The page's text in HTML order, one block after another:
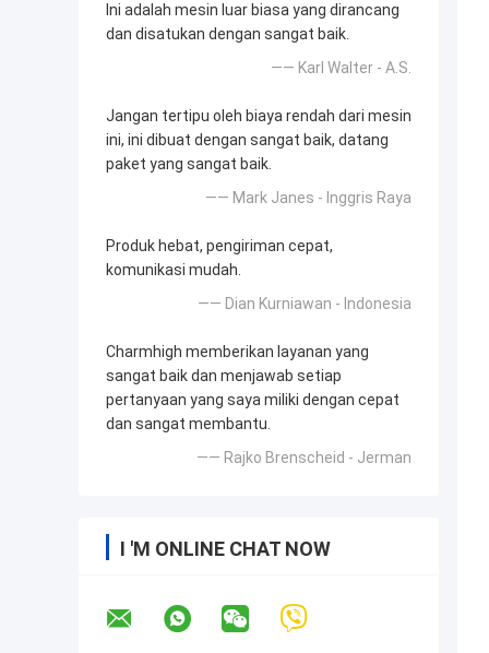
Ini adalah mesin luar biasa yang dirancang
dan disatukan dengan sangat baik.
—— Karl Walter - A.S.
Jangan tertipu oleh biaya rendah dari mesin
ini, ini dibuat dengan sangat baik, datang
paket yang sangat baik.
—— Mark Janes - Inggris Raya
Produk hebat, pengiriman cepat,
komunikasi mudah.
—— Dian Kurniawan - Indonesia
Charmhigh memberikan layanan yang
sangat baik dan menjawab setiap
pertanyaan yang saya miliki dengan cepat
dan sangat membantu.
—— Rajko Brenscheid - Jerman
I 'M ONLINE CHAT NOW